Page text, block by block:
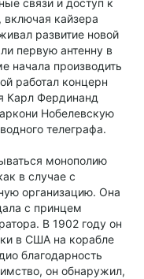
связи и доступ к
кайзера
развитие новой
первую антенну в
начала производить
работал концерн
Карл Фердинанд
Нобелевскую
телеграфа.
монополию
в случае с
организацию. Она
с принцем
В 1902 году он
в США на корабле
благодарность
он обнаружил,